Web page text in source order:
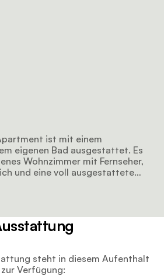
ist mit einem
eigenen Bad ausgestattet. Es
Wohnzimmer mit Fernseher,
und eine voll ausgestattete
Whirlpool (kalt und
steht in diesem Aufenthalt
zur Verfügung: